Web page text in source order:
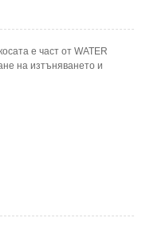
е част от WATER
на изтъняването и